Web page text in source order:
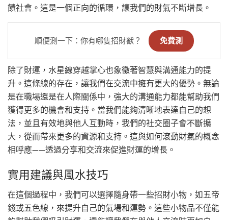
饋社會。這是一個正向的循環，讓我們的財氣不斷增長。
順便測一下：你有哪隻招財獸？ 免費測
除了財運，水星線穿越掌心也象徵著智慧與溝通能力的提
升。這條線的存在，讓我們在交流中擁有更大的優勢。無論
是在職場還是在人際關係中，強大的溝通能力都能幫助我們
獲得更多的機會和支持。當我們能夠清晰地表達自己的想
法，並且有效地與他人互動時，我們的社交圈子會不斷擴
大，從而帶來更多的資源和支持。這與如何滾動財氣的概念
相呼應——透過分享和交流來促進財運的增長。
實用建議與風水技巧
在這個過程中，我們可以選擇隨身帶一些招財小物，如五帝
錢或五色線，來提升自己的氣場和運勢。這些小物品不僅能